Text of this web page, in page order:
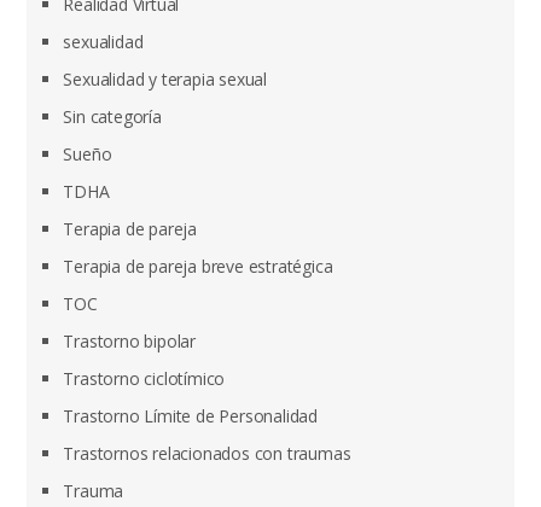
sexualidad
Sexualidad y terapia sexual
Sin categoría
Sueño
TDHA
Terapia de pareja
Terapia de pareja breve estratégica
TOC
Trastorno bipolar
Trastorno ciclotímico
Trastorno Límite de Personalidad
Trastornos relacionados con traumas
Trauma